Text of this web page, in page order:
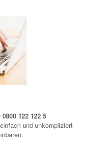
0800 122 122 5
und unkompliziert